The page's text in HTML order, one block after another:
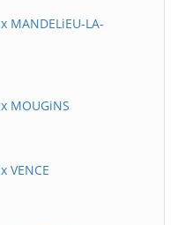
MANDELiEU-LA-
MOUGiNS
VENCE